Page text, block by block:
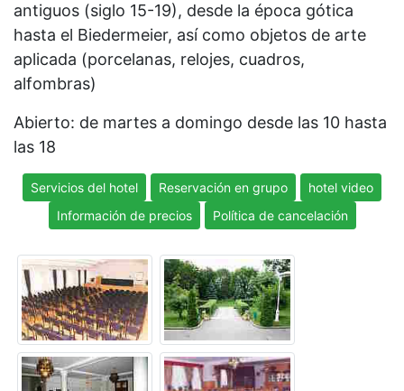
antiguos (siglo 15-19), desde la época gótica
hasta el Biedermeier, así como objetos de arte
aplicada (porcelanas, relojes, cuadros,
alfombras)
Abierto: de martes a domingo desde las 10 hasta
las 18
Servicios del hotel Reservación en grupo
hotel video
Información de precios
Política de cancelación